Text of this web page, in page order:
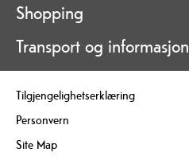
Shopping
Transport og informasjon
Tilgjengelighetserklæring
Personvern
Site Map